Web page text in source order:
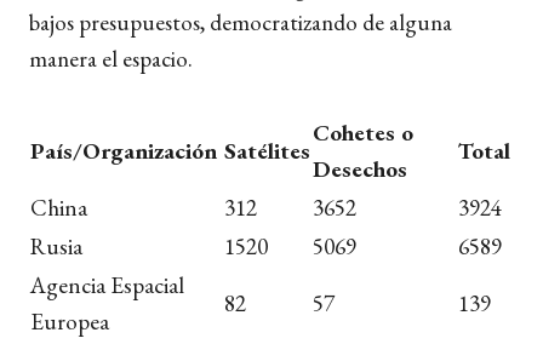
bajos presupuestos, democratizando de alguna
manera el espacio.
País/Organización Satélites
Cohetes o
Desechos
Total
China
312 3652
3924
Rusia
1520 5069
6589
Agencia Espacial
Europea
82 57
139